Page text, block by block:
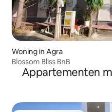
Woning in Agra
Blossom Bliss BnB
Appartementen